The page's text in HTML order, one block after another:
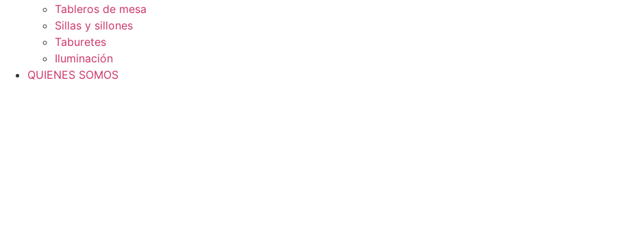
Tableros de mesa
Sillas y sillones
Taburetes
Iluminación
QUIENES SOMOS